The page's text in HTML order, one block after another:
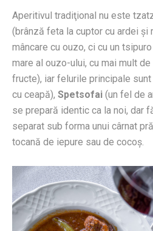
Aperitivul tradiţional nu este
(brânză feta la cuptor cu ardei
mâncare cu ouzo, ci cu un
mare al ouzo-ului, cu mai mult
fructe), iar felurile principale sunt
cu ceapă), Spetsofai (un fel de
se prepară identic ca la noi, dar
separat sub forma unui cârnat
tocană de iepure sau de cocoş.